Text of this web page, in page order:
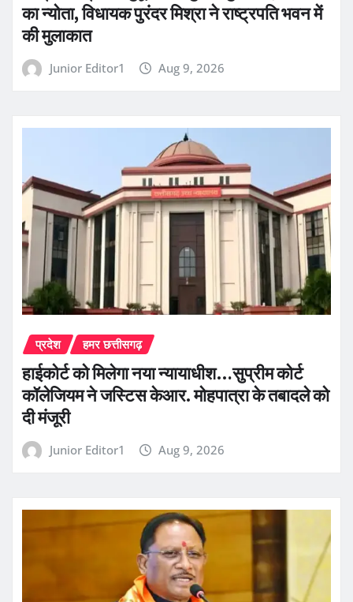
का न्योता, विधायक पुरंदर मिश्रा ने राष्ट्रपति भवन में
की मुलाकात
Junior Editor1 Aug 9, 2026
प्रदेश हमर छत्तीसगढ़
हाईकोर्ट को मिलेगा नया न्यायाधीश…सुप्रीम कोर्ट
कॉलेजियम ने जस्टिस केआर. मोहपात्रा के तबादले को
दी मंजूरी
Junior Editor1 Aug 9, 2026